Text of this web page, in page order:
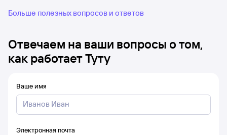
Больше полезных вопросов и ответов
Отвечаем на ваши вопросы о том,
как работает Туту
Ваше имя
Электронная почта